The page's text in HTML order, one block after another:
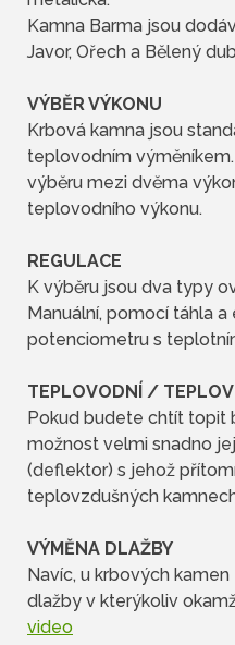
Kamna Barma jsou
Javor, Ořech a Bělený
VÝBĚR VÝKONU
Krbová kamna jsou
teplovodním
výběru mezi dvěma
teplovodního výkonu.
REGULACE
K výběru jsou dva typy
Manuální, pomocí táhla
potenciometru s
TEPLOVODNÍ /
Pokud budete chtít topit
možnost velmi snadno
(deflektor) s jehož
teplovzdušných
VÝMĚNA DLAŽBY
Navíc, u krbových
dlažby v kterýkoliv
video